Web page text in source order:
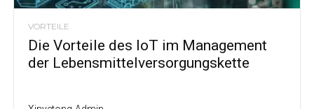
VORTEILE
Die Vorteile des IoT im Management
der Lebensmittelversorgungskette